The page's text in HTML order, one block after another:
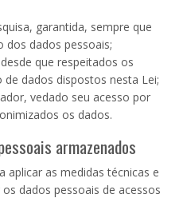
garantida, sempre que
dos dados pessoais;
que respeitados os
dados dispostos nesta Lei;
vedado seu acesso por
os dados.
armazenados
as medidas técnicas e
dados pessoais de acessos